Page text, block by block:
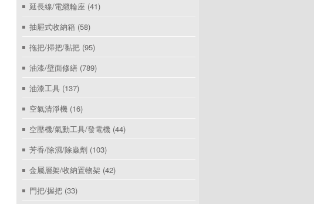
延長線/電纜輪座 (41)
抽屜式收納箱 (58)
拖把/掃把/黏把 (95)
油漆/壁面修繕 (789)
油漆工具 (137)
空氣清淨機 (16)
空壓機/氣動工具/發電機 (44)
芳香/除濕/除蟲劑 (103)
金屬層架/收納置物架 (42)
門把/握把 (33)